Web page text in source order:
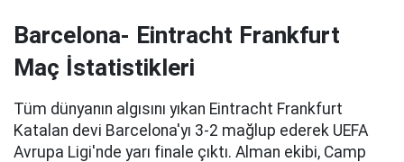
Barcelona- Eintracht Frankfurt
Maç İstatistikleri
Tüm dünyanın algısını yıkan Eintracht Frankfurt
Katalan devi Barcelona'yı 3-2 mağlup ederek UEFA
Avrupa Ligi'nde yarı finale çıktı. Alman ekibi, Camp